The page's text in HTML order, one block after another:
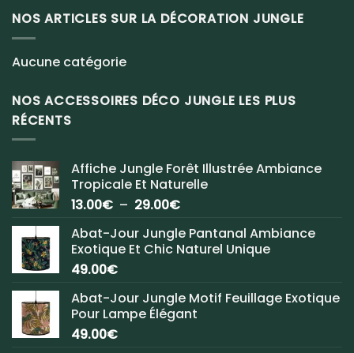
NOS ARTICLES SUR LA DÉCORATION JUNGLE
Aucune catégorie
NOS ACCESSOIRES DÉCO JUNGLE LES PLUS
RÉCENTS
Affiche Jungle Forêt Illustrée Ambiance
Tropicale Et Naturelle
13.00€ – 29.00€Plage
prix :
13.00€
Abat-Jour Jungle Pantanal Ambiance
Exotique Et Chic Naturel Unique
49.00€
Abat-Jour Jungle Motif Feuillage Exotique
Pour Lampe Élégant
49.00€